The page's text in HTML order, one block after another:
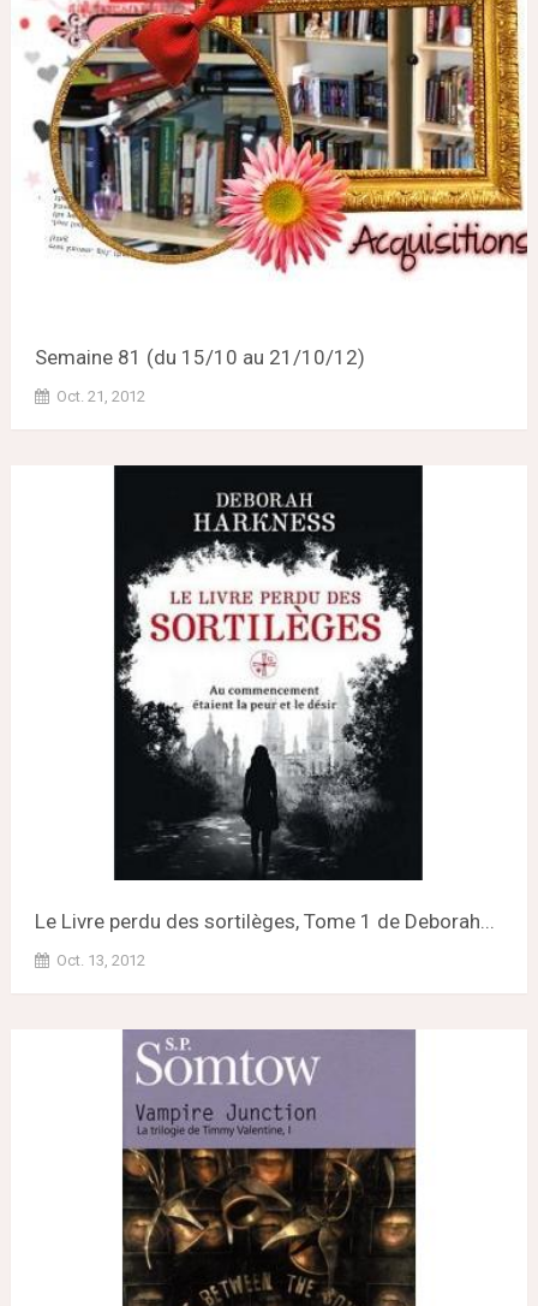
Semaine 81 (du 15/10 au 21/10/12)
Oct. 21, 2012
Le Livre perdu des sortilèges, Tome 1 de Deborah...
Oct. 13, 2012